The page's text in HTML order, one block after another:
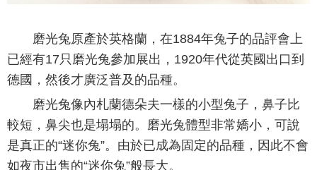
磨光兔原產於英格蘭，在1884年兔子的品評會上
已經有17只磨光兔參加展出，1920年代從英國出口到
德國，然後才廣泛普及的品種。
磨光兔像內札蘭德朵夫一樣的小型兔子，鼻子比
較短，鼻尖也是塌塌的。磨光兔體型非常嬌小，可說
是真正的“迷你兔”。由於已成為固定的品種，因此不會
如夜市出售的“迷你兔”般長大。